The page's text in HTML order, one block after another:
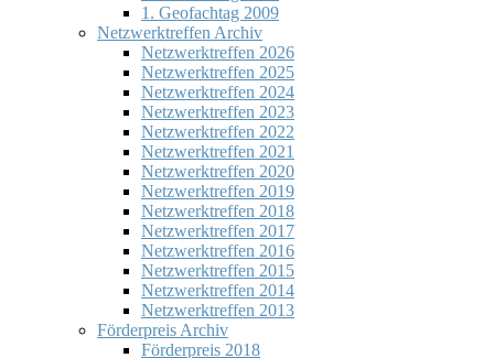
1. Geofachtag 2009
Netzwerktreffen Archiv
Netzwerktreffen 2026
Netzwerktreffen 2025
Netzwerktreffen 2024
Netzwerktreffen 2023
Netzwerktreffen 2022
Netzwerktreffen 2021
Netzwerktreffen 2020
Netzwerktreffen 2019
Netzwerktreffen 2018
Netzwerktreffen 2017
Netzwerktreffen 2016
Netzwerktreffen 2015
Netzwerktreffen 2014
Netzwerktreffen 2013
Förderpreis Archiv
Förderpreis 2018